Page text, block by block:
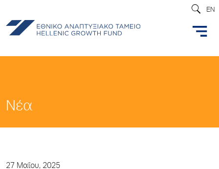
EN
Νέα
27 Μαΐου, 2025